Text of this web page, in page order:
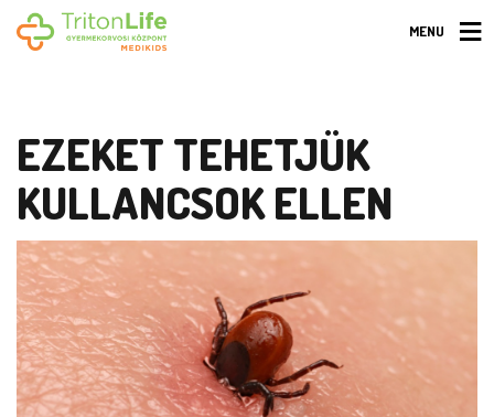
MENU
EZEKET TEHETJÜK
KULLANCSOK ELLEN